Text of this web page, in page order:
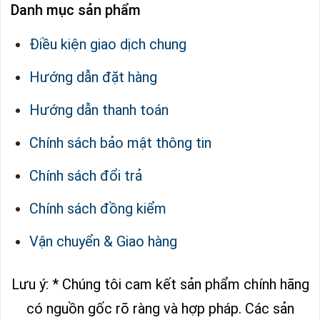
Danh mục sản phẩm
Điều kiện giao dịch chung
Hướng dẫn đặt hàng
Hướng dẫn thanh toán
Chính sách bảo mật thông tin
Chính sách đổi trả
Chính sách đồng kiểm
Vận chuyển & Giao hàng
Lưu ý: * Chúng tôi cam kết sản phẩm chính hãng
có nguồn gốc rõ ràng và hợp pháp. Các sản